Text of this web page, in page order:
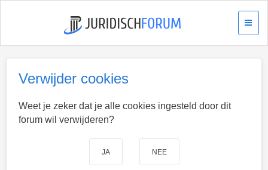
Verwijder cookies
Weet je zeker dat je alle cookies ingesteld door dit
forum wil verwijderen?